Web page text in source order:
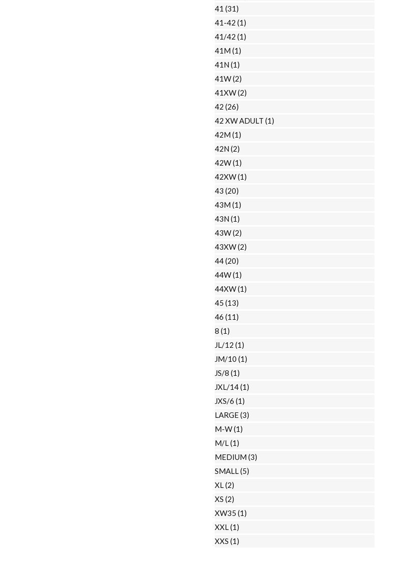
41 (31)
41-42 (1)
41/42 (1)
41M (1)
41N (1)
41W(2)
41XW(2)
42 (26)
42 XW ADULT (1)
42M (1)
42N (2)
42W(1)
42XW(1)
43 (20)
43M (1)
43N (1)
43W(2)
43XW(2)
44(20)
44W(1)
44XW(1)
45 (13)
46 (11)
8 (1)
JL/12 (1)
JM/10 (1)
JS/8 (1)
JXL/14(1)
JXS/6 (1)
LARGE(3)
M-W(1)
M/L(1)
MEDIUM (3)
SMALL(5)
XL(2)
XS (2)
XW35 (1)
XXL(1)
XXS (1)